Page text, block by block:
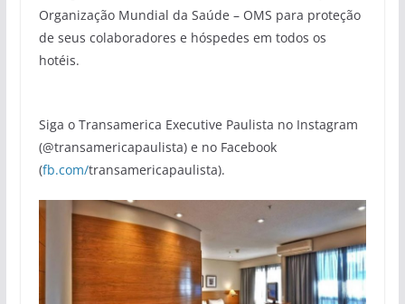
Organização Mundial da Saúde – OMS para proteção
de seus colaboradores e hóspedes em todos os
hotéis.
Siga o Transamerica Executive Paulista no Instagram
(@transamericapaulista) e no Facebook
(fb.com/transamericapaulista).